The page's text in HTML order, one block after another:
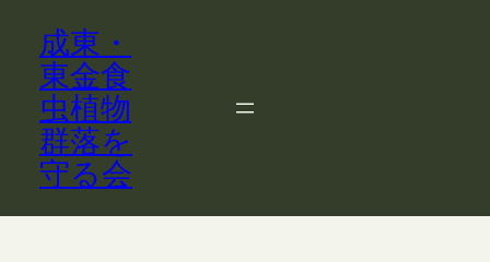
成東・
東金食
虫植物
群落を
守る会